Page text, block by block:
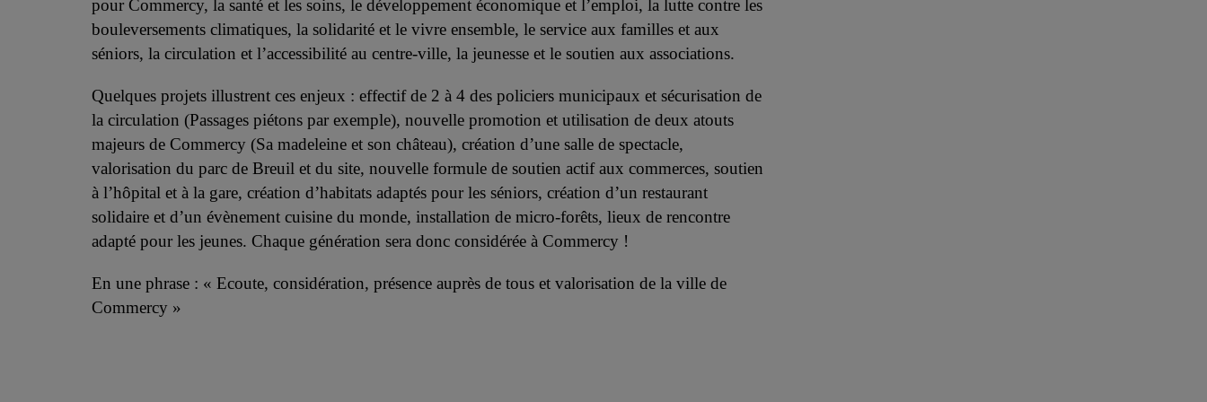
pour Commercy, la santé et les soins, le développement économique et l’emploi, la lutte contre les
bouleversements climatiques, la solidarité et le vivre ensemble, le service aux familles et aux
séniors, la circulation et l’accessibilité au centre-ville, la jeunesse et le soutien aux associations.
Quelques projets illustrent ces enjeux : effectif de 2 à 4 des policiers municipaux et sécurisation de
la circulation (Passages piétons par exemple), nouvelle promotion et utilisation de deux atouts
majeurs de Commercy (Sa madeleine et son château), création d’une salle de spectacle,
valorisation du parc de Breuil et du site, nouvelle formule de soutien actif aux commerces, soutien
à l’hôpital et à la gare, création d’habitats adaptés pour les séniors, création d’un restaurant
solidaire et d’un évènement cuisine du monde, installation de micro-forêts, lieux de rencontre
adapté pour les jeunes. Chaque génération sera donc considérée à Commercy !
En une phrase : « Ecoute, considération, présence auprès de tous et valorisation de la ville de
Commercy »